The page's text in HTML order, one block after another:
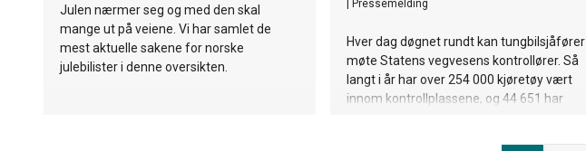
Julen nærmer seg og med den skal
mange ut på veiene. Vi har samlet de
mest aktuelle sakene for norske
julebilister i denne oversikten.
Pressemelding
Hver dag døgnet rundt kan tungbilsjåfører
møte Statens vegvesens kontrollører. Så
langt i år har over 254 000 kjøretøy vært
innom kontrollplassene, og 44 651 har